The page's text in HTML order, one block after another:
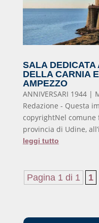
SALA
DELLA CARNIA
AMPEZZO
ANNIVERSARI 1944 |
Redazione - Questa
copyrightNel
provincia di Udine,
leggi tutto
Pagina 1 di 1 1